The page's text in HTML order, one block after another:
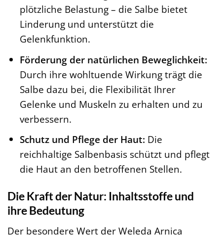
plötzliche Belastung – die Salbe bietet
Linderung und unterstützt die
Gelenkfunktion.
Förderung der natürlichen Beweglichkeit:
Durch ihre wohltuende Wirkung trägt die
Salbe dazu bei, die Flexibilität Ihrer
Gelenke und Muskeln zu erhalten und zu
verbessern.
Schutz und Pflege der Haut: Die
reichhaltige Salbenbasis schützt und pflegt
die Haut an den betroffenen Stellen.
Die Kraft der Natur: Inhaltsstoffe und
ihre Bedeutung
Der besondere Wert der Weleda Arnica